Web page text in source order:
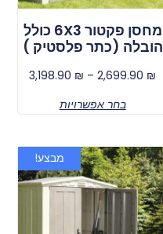
מחסן פקטור 6X3 כולל
הובלה (כתר פלסטיק )
2,699.90 ₪
–
3,198.90 ₪
בחר אפשרויות
מבצע!